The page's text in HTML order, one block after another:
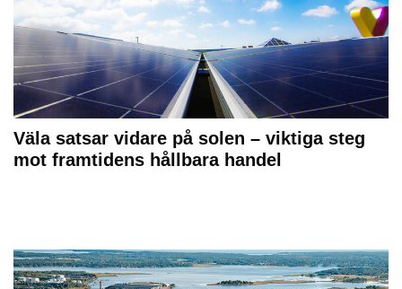
Väla satsar vidare på solen – viktiga steg
mot framtidens hållbara handel